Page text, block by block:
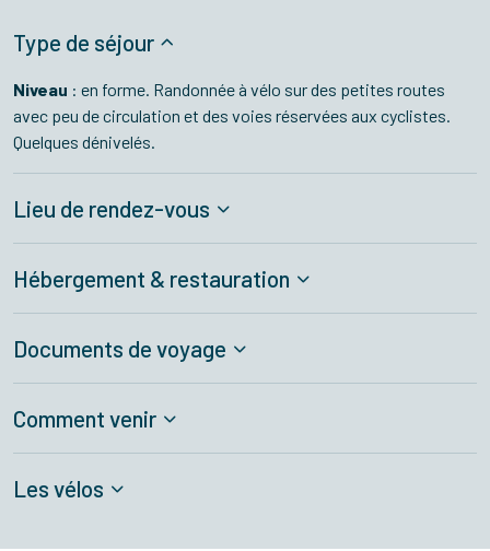
Type de séjour
Niveau : en forme. Randonnée à vélo sur des petites routes
avec peu de circulation et des voies réservées aux cyclistes.
Quelques dénivelés.
Lieu de rendez-vous
Hébergement & restauration
Documents de voyage
Comment venir
Les vélos